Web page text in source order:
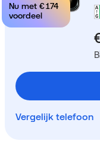
Nu met € 174
voordeel
Vergelijk telefoon